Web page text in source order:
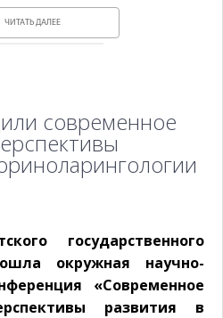
ЧИТАТЬ ДАЛЕЕ
современное
государственного
окружная научно-
«Современное
развития в